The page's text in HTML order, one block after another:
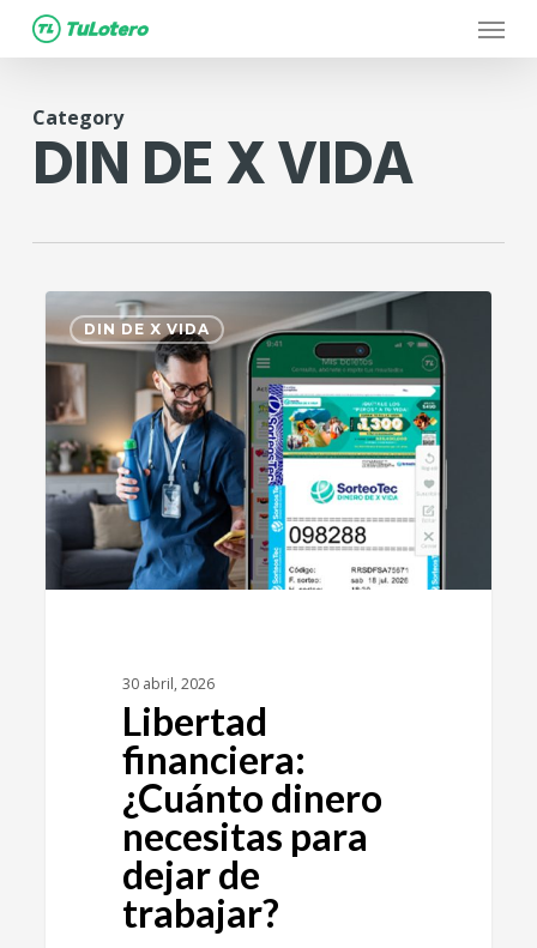
Skip
to
content
Menu
Category
DIN DE X VIDA
DIN DE X VIDA
30 abril, 2026
Libertad
financiera:
¿Cuánto dinero
necesitas para
dejar de
trabajar?
1